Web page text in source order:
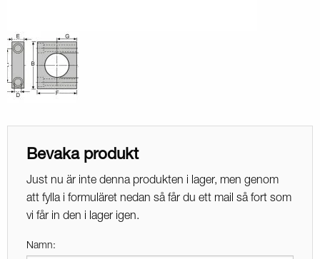
Bevaka produkt
Just nu är inte denna produkten i lager, men genom
att fylla i formuläret nedan så får du ett mail så fort som
vi får in den i lager igen.
Namn: